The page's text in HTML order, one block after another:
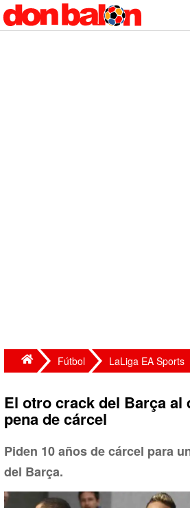
Fútbol LaLiga EA Sports
El otro crack del Barça al
pena de cárcel
Piden 10 años de cárcel para
del Barça.